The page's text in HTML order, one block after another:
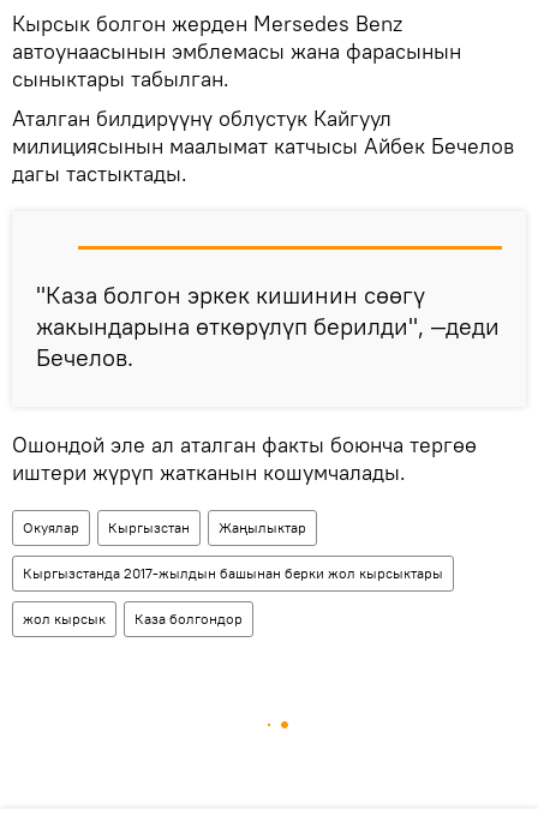
Кырсык болгон жерден Mersedes Benz
автоунаасынын эмблемасы жана фарасынын
сыныктары табылган.
Аталган билдирүүнү облустук Кайгуул
милициясынын маалымат катчысы Айбек Бечелов
дагы тастыктады.
"Каза болгон эркек кишинин сөөгү
жакындарына өткөрүлүп берилди", —деди
Бечелов.
Ошондой эле ал аталган факты боюнча тергөө
иштери жүрүп жатканын кошумчалады.
Окуялар Кыргызстан Жаңылыктар
Кыргызстанда 2017-жылдын башынан берки жол кырсыктары
жол кырсык Каза болгондор